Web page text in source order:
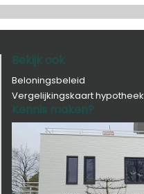
Bekijk ook
Beloningsbeleid
Vergelijkingskaart hypotheek
Kennis maken?